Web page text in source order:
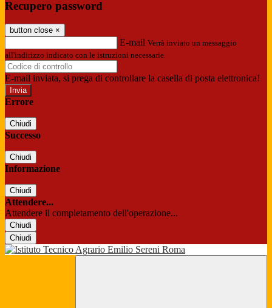
Recupero password
button close ×
E-mail Verrà inviato un messaggio
all'indirizzo indicato con le istruzioni necessarie.
E-mail inviata, si prega di controllare la casella di posta elettronica!
Errore
Chiudi
Successo
Chiudi
Informazione
Chiudi
Attendere...
Attendere il completamento dell'operazione...
Chiudi
Chiudi